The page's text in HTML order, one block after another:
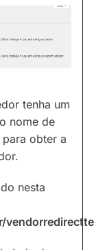
tenha um
nome de
obter a
nesta